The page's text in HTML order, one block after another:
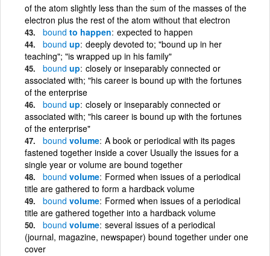
of the atom slightly less than the sum of the masses of the
electron plus the rest of the atom without that electron
bound to happen expected to happen
bound up deeply devoted to; "bound up in her
teaching"; "is wrapped up in his family"
bound up closely or inseparably connected or
associated with; "his career is bound up with the fortunes
of the enterprise
bound up closely or inseparably connected or
associated with; "his career is bound up with the fortunes
of the enterprise"
bound volume A book or periodical with its pages
fastened together inside a cover Usually the issues for a
single year or volume are bound together
bound volume Formed when issues of a periodical
title are gathered to form a hardback volume
bound volume Formed when issues of a periodical
title are gathered together into a hardback volume
bound volume several issues of a periodical
(journal, magazine, newspaper) bound together under one
cover